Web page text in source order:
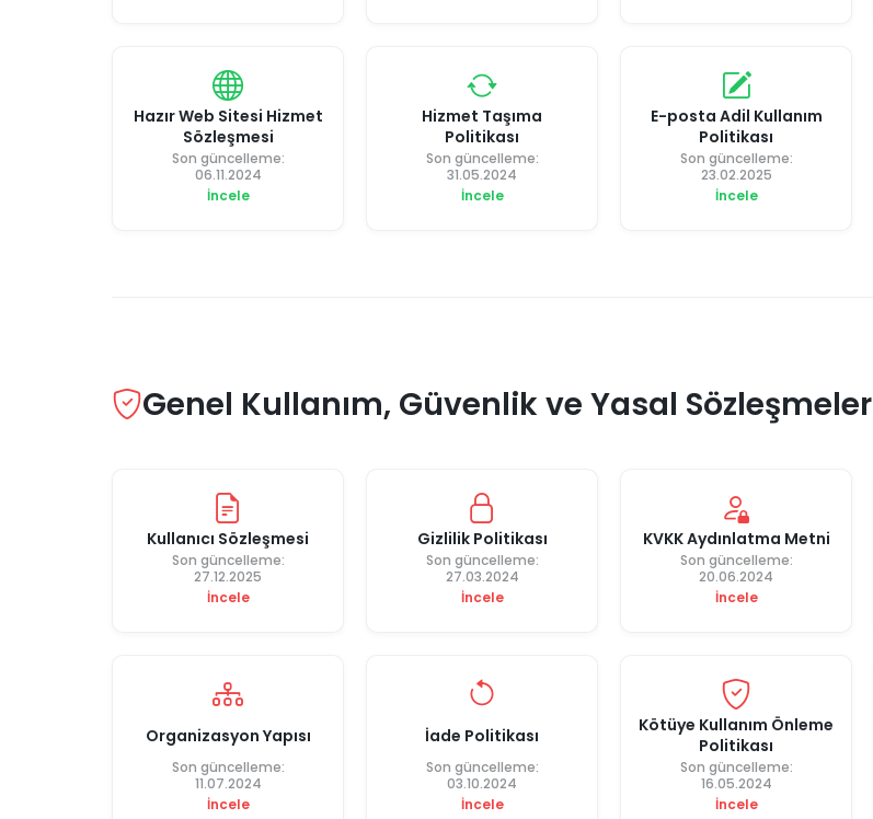
Hazır Web Sitesi Hizmet
Sözleşmesi
Son güncelleme:
06.11.2024
İncele
Hizmet Taşıma
Politikası
Son güncelleme:
31.05.2024
İncele
E-posta Adil Kullanım
Politikası
Son güncelleme:
23.02.2025
İncele
Genel Kullanım, Güvenlik ve Yasal Sözleşmeler
Kullanıcı Sözleşmesi
Son güncelleme:
27.12.2025
İncele
Gizlilik Politikası
Son güncelleme:
27.03.2024
İncele
KVKK Aydınlatma Metni
Son güncelleme:
20.06.2024
İncele
Organizasyon Yapısı
Son güncelleme:
11.07.2024
İncele
İade Politikası
Son güncelleme:
03.10.2024
İncele
Kötüye Kullanım Önleme
Politikası
Son güncelleme:
16.05.2024
İncele